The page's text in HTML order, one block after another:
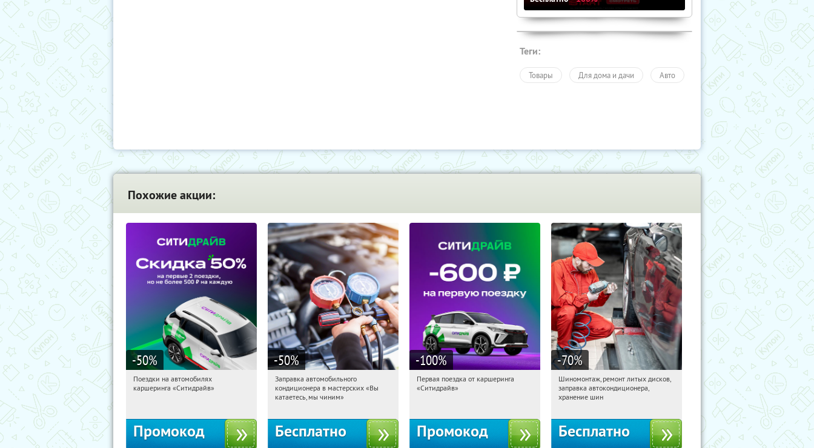
Теги:
Товары Для дома и дачи Авто
Похожие акции:
-50%
15:30:54
Получи первым!
Поездки на автомобилях
каршеринга «Ситидрайв»
Промокод
-50%
15:30:54 Получили:
Борисово
Заправка автомобильного
кондиционера в мастерских «Вы
катаетесь, мы чиним»
Бесплатно
-100%
15:30:54
Получи первым!
Первая поездка от каршеринга
«Ситидрайв»
Промокод
-70%
15:30:54 Получили:83
Борисово
Шиномонтаж, ремонт литых дисков,
заправка автокондиционера,
хранение шин
Бесплатно